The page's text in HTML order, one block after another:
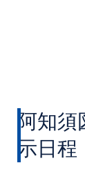
阿知
示日程